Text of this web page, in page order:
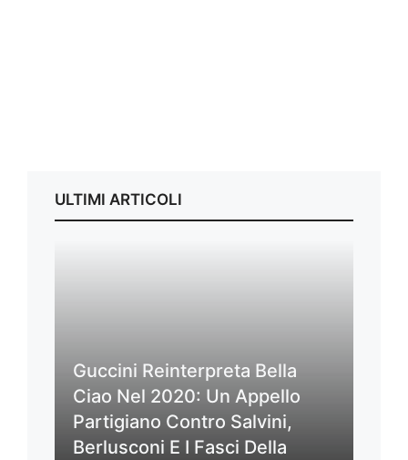
ULTIMI ARTICOLI
Guccini Reinterpreta Bella
Ciao Nel 2020: Un Appello
Partigiano Contro Salvini,
Berlusconi E I Fasci Della